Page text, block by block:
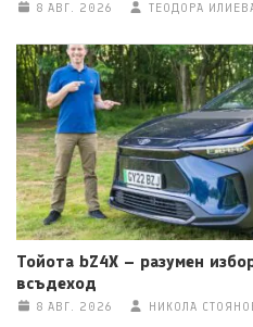
8 АВГ. 2026 ТЕОДОРА
Тойота bZ4X – разумен
всъдеход
8 АВГ. 2026 НИКОЛА